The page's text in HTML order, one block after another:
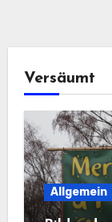
Versäumt
Allgemein